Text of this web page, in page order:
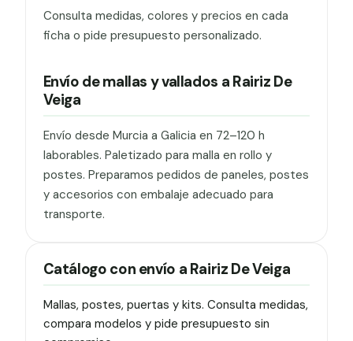
Consulta medidas, colores y precios en cada
ficha o pide presupuesto personalizado.
Envío de mallas y vallados a Rairiz De
Veiga
Envío desde Murcia a Galicia en 72–120 h
laborables. Paletizado para malla en rollo y
postes. Preparamos pedidos de paneles, postes
y accesorios con embalaje adecuado para
transporte.
Catálogo con envío a Rairiz De Veiga
Mallas, postes, puertas y kits. Consulta medidas,
compara modelos y pide presupuesto sin